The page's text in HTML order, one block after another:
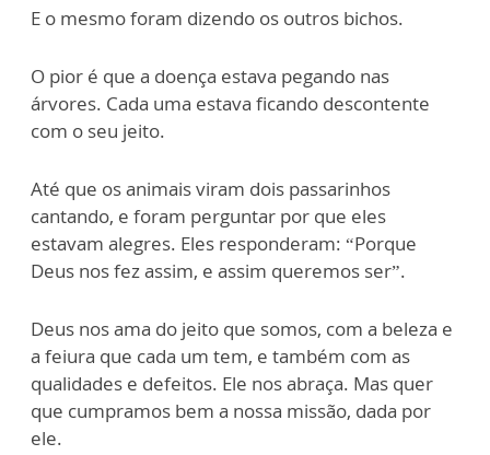
E o mesmo foram dizendo os outros bichos.
O pior é que a doença estava pegando nas
árvores. Cada uma estava ficando descontente
com o seu jeito.
Até que os animais viram dois passarinhos
cantando, e foram perguntar por que eles
estavam alegres. Eles responderam: “Porque
Deus nos fez assim, e assim queremos ser”.
Deus nos ama do jeito que somos, com a beleza e
a feiura que cada um tem, e também com as
qualidades e defeitos. Ele nos abraça. Mas quer
que cumpramos bem a nossa missão, dada por
ele.